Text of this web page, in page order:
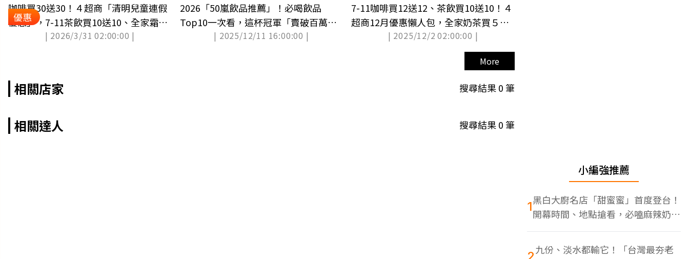
優惠
咖啡買30送30！４超商「清明兒童連假
優惠」，7-11茶飲買10送10、全家霜淇
| 2026/3/31 02:00:00 |
2026「50嵐飲品推薦」！必喝飲品
Top10一次看，這杯冠軍「賣破百萬
| 2025/12/11 16:00:00 |
7-11咖啡買12送12、茶飲買10送10！４
超商12月優惠懶人包，全家奶茶買５送
| 2025/12/2 02:00:00 |
More
相關店家 搜尋結果0筆
相關達人 搜尋結果0筆
小編強推薦
1黑白大廚名店「甜蜜蜜」首度登台！
開幕時間、地點搶看，必嗑麻辣奶油
蝦
九份、淡水都輸它！「台灣最夯老